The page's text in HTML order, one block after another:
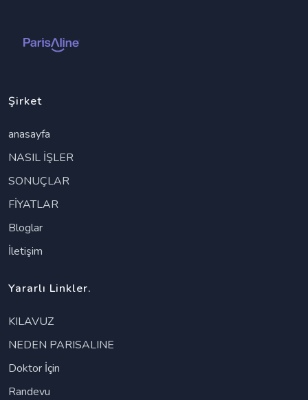
Şirket
anasayfa
NASIL İŞLER
SONUÇLAR
FİYATLAR
Bloglar
İletişim
Yararlı Linkler.
KILAVUZ
NEDEN PARISALINE
Doktor İçin
Randevu